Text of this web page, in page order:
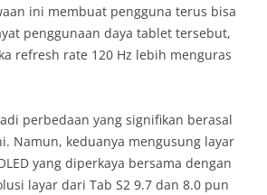
ini membuat pengguna terus bisa
penggunaan daya tablet tersebut,
refresh rate 120 Hz lebih menguras
perbedaan yang signifikan berasal
Namun, keduanya mengusung layar
yang diperkaya bersama dengan
layar dari Tab S2 9.7 dan 8.0 pun